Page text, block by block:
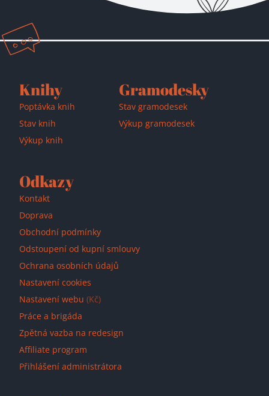
Knihy
Poptávka knih
Stav knih
Výkup knih
Gramodesky
Stav gramodesek
Výkup gramodesek
Odkazy
Kontakt
Doprava
Obchodní podmínky
Odstoupení od kupní smlouvy
Ochrana osobních údajů
Nastavení cookies
Nastavení webu (Kč)
Práce a brigáda
Zpětná vazba na redesign
Affiliate program
Přihlášení administrátora